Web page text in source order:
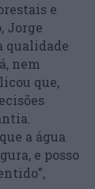
e
Jorge
qualidade
nem
que,
a água
e posso